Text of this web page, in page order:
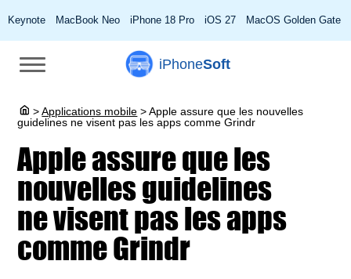
Keynote MacBook Neo iPhone 18 Pro iOS 27 MacOS Golden Gate
iPhoneSoft
> Applications mobile >Apple assure que les nouvelles
guidelines ne visent pas les apps comme Grindr
Apple assure que les
nouvelles guidelines
ne visent pas les apps
comme Grindr